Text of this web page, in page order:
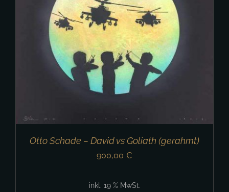
Otto Schade – David vs Goliath (gerahmt)
900,00 €
inkl. 19 % MwSt.